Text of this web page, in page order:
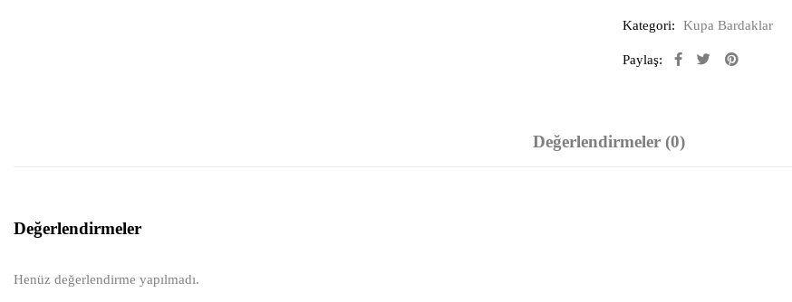
Kategori: Kupa Bardaklar
Paylaş:
Değerlendirmeler (0)
Değerlendirmeler
Henüz değerlendirme yapılmadı.